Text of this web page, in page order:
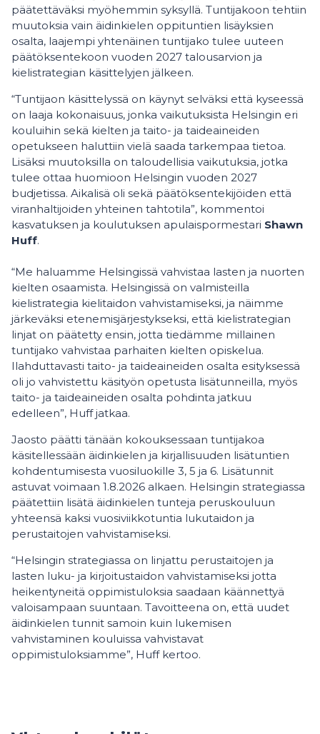
päätettäväksi myöhemmin syksyllä. Tuntijakoon tehtiin
muutoksia vain äidinkielen oppituntien lisäyksien
osalta, laajempi yhtenäinen tuntijako tulee uuteen
päätöksentekoon vuoden 2027 talousarvion ja
kielistrategian käsittelyjen jälkeen.
“Tuntijaon käsittelyssä on käynyt selväksi että kyseessä
on laaja kokonaisuus, jonka vaikutuksista Helsingin eri
kouluihin sekä kielten ja taito- ja taideaineiden
opetukseen haluttiin vielä saada tarkempaa tietoa.
Lisäksi muutoksilla on taloudellisia vaikutuksia, jotka
tulee ottaa huomioon Helsingin vuoden 2027
budjetissa. Aikalisä oli sekä päätöksentekijöiden että
viranhaltijoiden yhteinen tahtotila”, kommentoi
kasvatuksen ja koulutuksen apulaispormestari Shawn
Huff.
“Me haluamme Helsingissä vahvistaa lasten ja nuorten
kielten osaamista. Helsingissä on valmisteilla
kielistrategia kielitaidon vahvistamiseksi, ja näimme
järkeväksi etenemisjärjestykseksi, että kielistrategian
linjat on päätetty ensin, jotta tiedämme millainen
tuntijako vahvistaa parhaiten kielten opiskelua.
Ilahduttavasti taito- ja taideaineiden osalta esityksessä
oli jo vahvistettu käsityön opetusta lisätunneilla, myös
taito- ja taideaineiden osalta pohdinta jatkuu
edelleen”, Huff jatkaa.
Jaosto päätti tänään kokouksessaan tuntijakoa
käsitellessään äidinkielen ja kirjallisuuden lisätuntien
kohdentumisesta vuosiluokille 3, 5 ja 6. Lisätunnit
astuvat voimaan 1.8.2026 alkaen. Helsingin strategiassa
päätettiin lisätä äidinkielen tunteja peruskouluun
yhteensä kaksi vuosiviikkotuntia lukutaidon ja
perustaitojen vahvistamiseksi.
“Helsingin strategiassa on linjattu perustaitojen ja
lasten luku- ja kirjoitustaidon vahvistamiseksi jotta
heikentyneitä oppimistuloksia saadaan käännettyä
valoisampaan suuntaan. Tavoitteena on, että uudet
äidinkielen tunnit samoin kuin lukemisen
vahvistaminen kouluissa vahvistavat
oppimistuloksiamme”, Huff kertoo.